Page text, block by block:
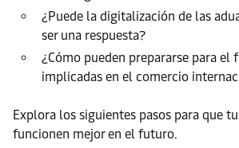
¿Puede la digitalización de las
ser una respuesta?
¿Cómo pueden prepararse para el
implicadas en el comercio
Explora los siguientes pasos para que
funcionen mejor en el futuro.